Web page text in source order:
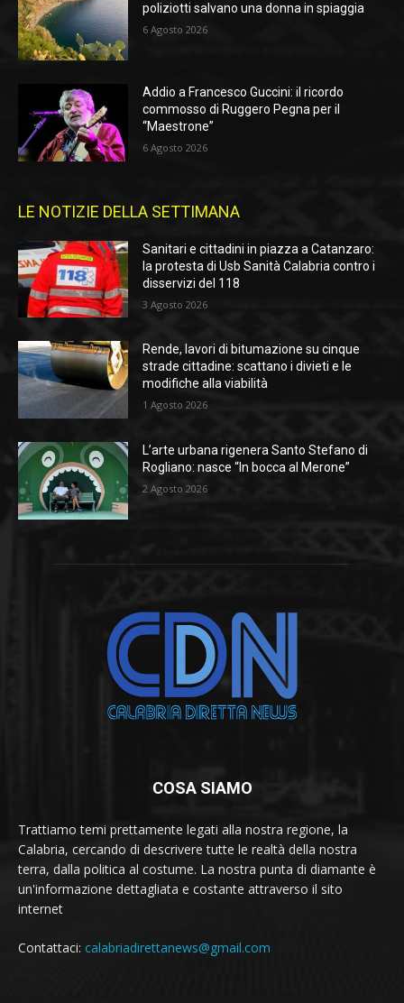
poliziotti salvano una donna in spiaggia
6 Agosto 2026
Addio a Francesco Guccini: il ricordo
commosso di Ruggero Pegna per il
“Maestrone”
6 Agosto 2026
LE NOTIZIE DELLA SETTIMANA
Sanitari e cittadini in piazza a Catanzaro:
la protesta di Usb Sanità Calabria contro i
disservizi del 118
3 Agosto 2026
Rende, lavori di bitumazione su cinque
strade cittadine: scattano i divieti e le
modifiche alla viabilità
1 Agosto 2026
L’arte urbana rigenera Santo Stefano di
Rogliano: nasce “In bocca al Merone”
2 Agosto 2026
COSA SIAMO
Trattiamo temi prettamente legati alla nostra regione, la
Calabria, cercando di descrivere tutte le realtà della nostra
terra, dalla politica al costume. La nostra punta di diamante è
un'informazione dettagliata e costante attraverso il sito
internet
Contattaci: calabriadirettanews@gmail.com